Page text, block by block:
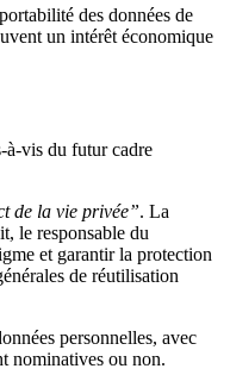
des données de
un intérêt économique
à-vis du futur cadre
de la vie privée”. La
le responsable du
et garantir la protection
de réutilisation
personnelles, avec
nominatives ou non.